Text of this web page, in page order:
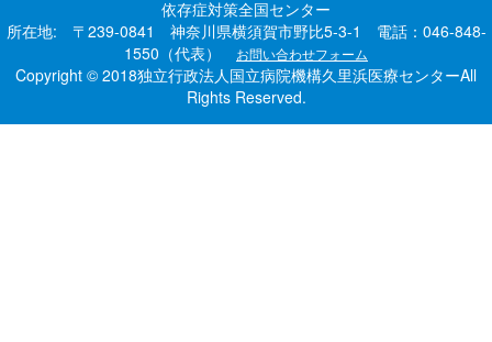
依存症対策全国センター
所在地: 〒239-0841 神奈川県横須賀市野比5-3-1 電話：046-848-
1550（代表）
お問い合わせフォーム
Copyright © 2018独立行政法人国立病院機構久里浜医療センターAll
Rights Reserved.